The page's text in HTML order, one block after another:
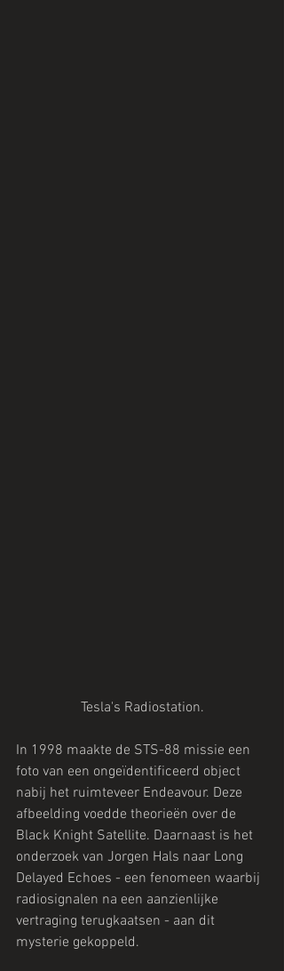
Tesla's Radiostation.
In 1998 maakte de STS-88 missie een
foto van een ongeïdentificeerd object
nabij het ruimteveer Endeavour. Deze
afbeelding voedde theorieën over de
Black Knight Satellite. Daarnaast is het
onderzoek van Jorgen Hals naar Long
Delayed Echoes - een fenomeen waarbij
radiosignalen na een aanzienlijke
vertraging terugkaatsen - aan dit
mysterie gekoppeld.